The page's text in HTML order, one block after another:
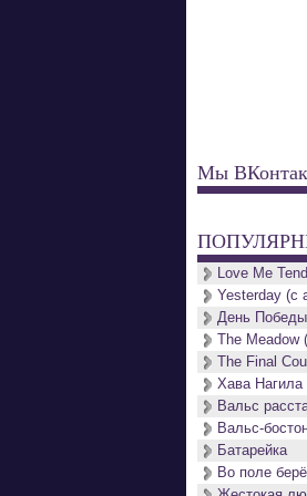
Мы
Love Me
Yesterday (с
День Победы
The Meadow
The Final
Хава Нагила
Вальс
Вальс-
Батарейка
Во поле